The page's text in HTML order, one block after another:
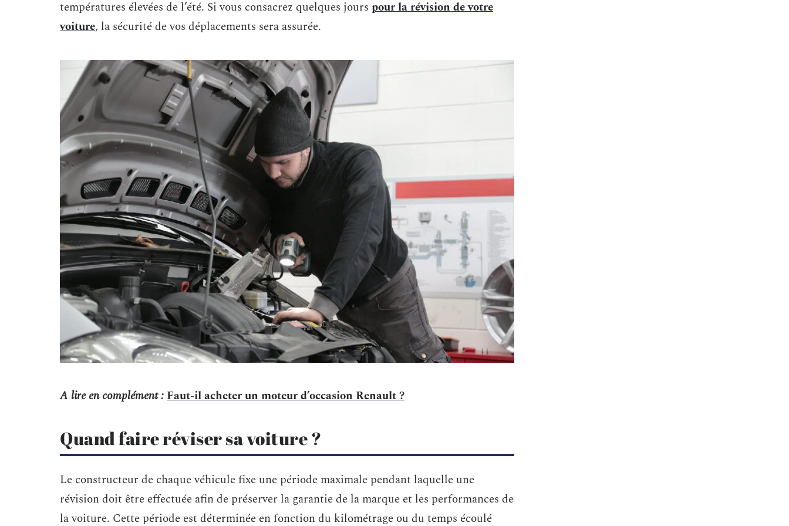
températures élevées de l’été. Si vous consacrez quelques jours pour la révision de votre
voiture, la sécurité de vos déplacements sera assurée.
A lire en complément :Faut-il acheter un moteur d’occasion Renault ?
Quand faire réviser sa voiture ?
Le constructeur de chaque véhicule fixe une période maximale pendant laquelle une
révision doit être effectuée afin de préserver la garantie de la marque et les performances de
la voiture. Cette période est déterminée en fonction du kilométrage ou du temps écoulé